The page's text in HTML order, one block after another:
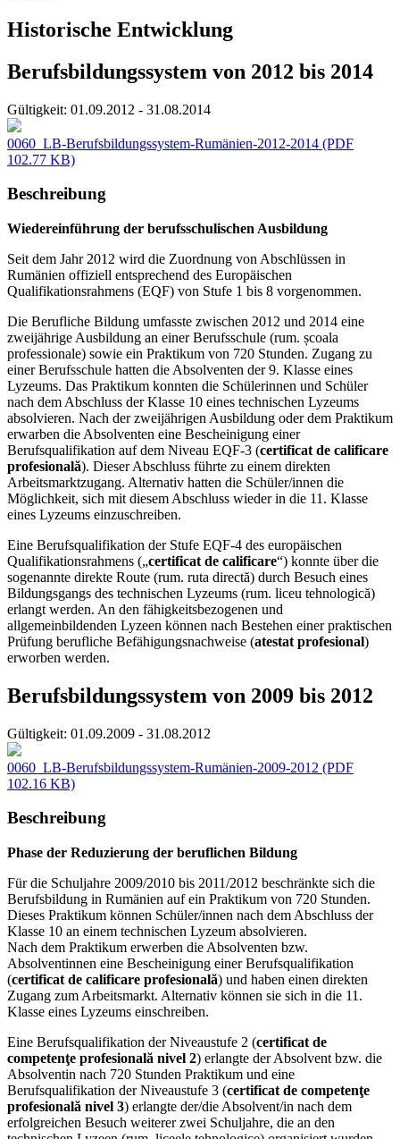
Historische Entwicklung
Berufsbildungssystem von 2012 bis 2014
Gültigkeit: 01.09.2012 - 31.08.2014
0060_LB-Berufsbildungssystem-Rumänien-2012-2014 (PDF
102.77 KB)
Beschreibung
Wiedereinführung der berufsschulischen Ausbildung
Seit dem Jahr 2012 wird die Zuordnung von Abschlüssen in
Rumänien offiziell entsprechend des Europäischen
Qualifikationsrahmens (EQF) von Stufe 1 bis 8 vorgenommen.
Die Berufliche Bildung umfasste zwischen 2012 und 2014 eine
zweijährige Ausbildung an einer Berufsschule (rum. școala
professionale) sowie ein Praktikum von 720 Stunden. Zugang zu
einer Berufsschule hatten die Absolventen der 9. Klasse eines
Lyzeums. Das Praktikum konnten die Schülerinnen und Schüler
nach dem Abschluss der Klasse 10 eines technischen Lyzeums
absolvieren. Nach der zweijährigen Ausbildung oder dem Praktikum
erwarben die Absolventen eine Bescheinigung einer
Berufsqualifikation auf dem Niveau EQF-3 (certificat de calificare
profesională). Dieser Abschluss führte zu einem direkten
Arbeitsmarktzugang. Alternativ hatten die Schüler/innen die
Möglichkeit, sich mit diesem Abschluss wieder in die 11. Klasse
eines Lyzeums einzuschreiben.
Eine Berufsqualifikation der Stufe EQF-4 des europäischen
Qualifikationsrahmens („certificat de calificare“) konnte über die
sogenannte direkte Route (rum. ruta directă) durch Besuch eines
Bildungsgangs des technischen Lyzeums (rum. liceu tehnologică)
erlangt werden. An den fähigkeitsbezogenen und
allgemeinbildenden Lyzeen können nach Bestehen einer praktischen
Prüfung berufliche Befähigungsnachweise (atestat profesional)
erworben werden.
Berufsbildungssystem von 2009 bis 2012
Gültigkeit: 01.09.2009 - 31.08.2012
0060_LB-Berufsbildungssystem-Rumänien-2009-2012 (PDF
102.16 KB)
Beschreibung
Phase der Reduzierung der beruflichen Bildung
Für die Schuljahre 2009/2010 bis 2011/2012 beschränkte sich die
Berufsbildung in Rumänien auf ein Praktikum von 720 Stunden.
Dieses Praktikum können Schüler/innen nach dem Abschluss der
Klasse 10 an einem technischen Lyzeum absolvieren.
Nach dem Praktikum erwerben die Absolventen bzw.
Absolventinnen eine Bescheinigung einer Berufsqualifikation
(certificat de calificare profesională) und haben einen direkten
Zugang zum Arbeitsmarkt. Alternativ können sie sich in die 11.
Klasse eines Lyzeums einschreiben.
Eine Berufsqualifikation der Niveaustufe 2 (certificat de
competenţe profesională nivel 2) erlangte der Absolvent bzw. die
Absolventin nach 720 Stunden Praktikum und eine
Berufsqualifikation der Niveaustufe 3 (certificat de competenţe
profesională nivel 3) erlangte der/die Absolvent/in nach dem
erfolgreichen Besuch weiterer zwei Schuljahre, die an den